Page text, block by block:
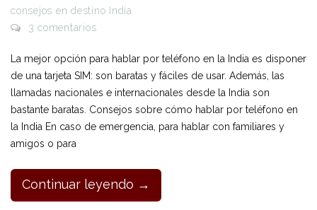
consejos en destino India
3 comentarios
La mejor opción para hablar por teléfono en la India es disponer
de una tarjeta SIM: son baratas y fáciles de usar. Además, las
llamadas nacionales e internacionales desde la India son
bastante baratas. Consejos sobre cómo hablar por teléfono en
la India En caso de emergencia, para hablar con familiares y
amigos o para
Continuar leyendo →